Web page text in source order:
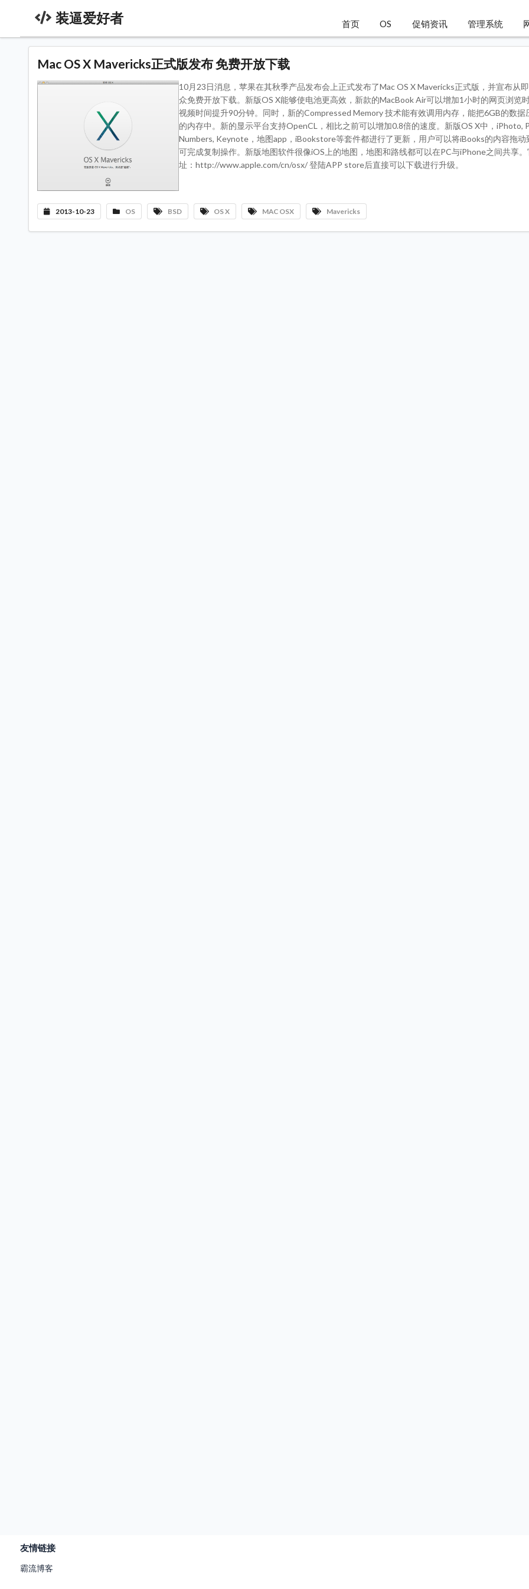
装逼爱好者 首页 OS 促销资讯 管理系统
Mac OS X Mavericks正式版发布 免费开放下载
10月23日消息，苹果在其秋季产品发布会上正式发布了Mac OS X Mavericks正式版，并宣布从
众免费开放下载。新版OS X能够使电池更高效，新款的MacBook Air可以增加1小时的网页浏览
视频时间提升90分钟。同时，新的Compressed Memory 技术能有效调用内存，能把6GB的数据
的内存中。新的显示平台支持OpenCL，相比之前可以增加0.8倍的速度。新版OS X中，iPhoto,
Numbers, Keynote，地图app，iBookstore等套件都进行了更新，用户可以将iBooks的内容拖动
可完成复制操作。新版地图软件很像iOS上的地图，地图和路线都可以在PC与iPhone之间共享
址：http://www.apple.com/cn/osx/ 登陆APP store后直接可以下载进行升级。
2013-10-23 OS BSD OS X MAC OSX Mavericks
友情链接
霸流博客